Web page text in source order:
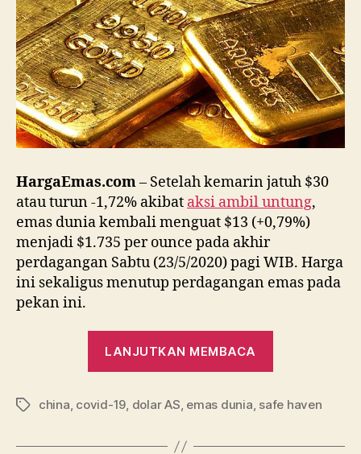
Memburuknya
Hubungan
China-
AS
HargaEmas.com– Setelah kemarin jatuh $30
atau turun -1,72% akibat aksi ambil untung,
emas dunia kembali menguat $13 (+0,79%)
menjadi $1.735 per ounce pada akhir
perdagangan Sabtu (23/5/2020) pagi WIB. Harga
ini sekaligus menutup perdagangan emas pada
pekan ini.
LANJUTKAN MEMBACA
Seiring
Hubungan
Tag china, covid-19, dolar AS, emas dunia, safe haven